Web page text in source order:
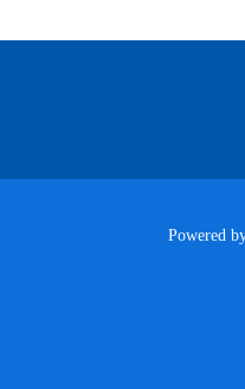
Powered